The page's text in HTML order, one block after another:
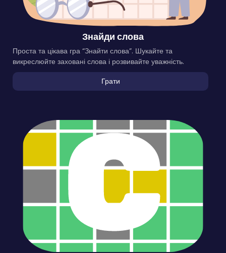
Знайди слова
Проста та цікава гра “Знайти слова”. Шукайте та
викреслюйте заховані слова і розвивайте уважність.
Грати